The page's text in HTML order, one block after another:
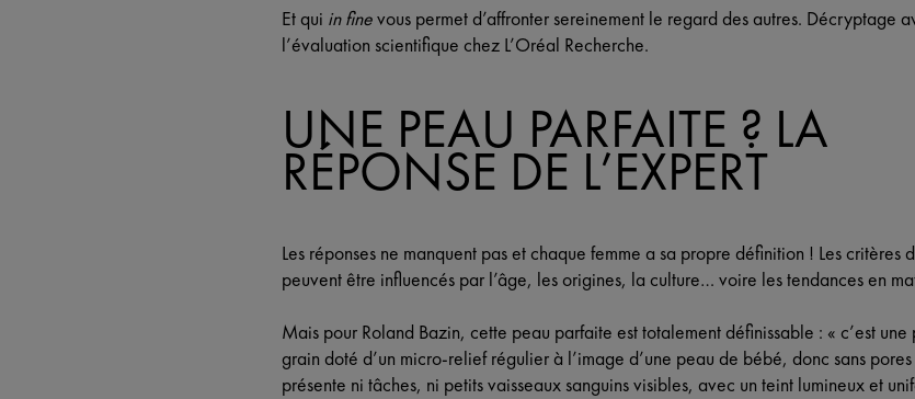
Et qui in finevous permet d’affronter sereinement le regard des autres. Décryptage
l’évaluation scientifique chez L’Oréal Recherche.
UNE PEAU PARFAITE ? LA
RÉPONSE DE L’EXPERT
Les réponses ne manquent pas et chaque femme a sa propre définition ! Les critères
peuvent être influencés par l’âge, les origines, la culture… voire les tendances en
Mais pour Roland Bazin, cette peau parfaite est totalement définissable : « c’est
grain doté d’un micro-relief régulier à l’image d’une peau de bébé, donc sans
présente ni tâches, ni petits vaisseaux sanguins visibles, avec un teint lumineux et